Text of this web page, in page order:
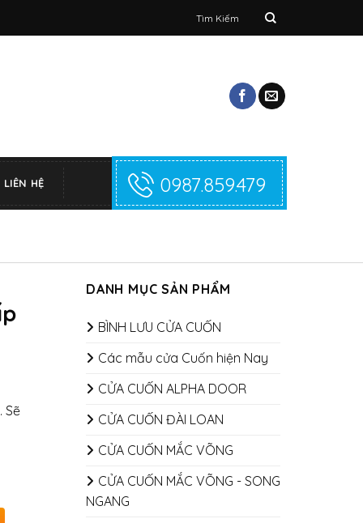
kiếm:
LIÊN HỆ 0987.859.479
DANH MỤC SẢN PHẨM
BÌNH LƯU CỬA CUỐN
Các mẫu cửa Cuốn hiện Nay
CỬA CUỐN ALPHA DOOR
CỬA CUỐN ĐÀI LOAN
CỬA CUỐN MẮC VÕNG
CỬA CUỐN MẮC VÕNG - SONG
NGANG
Sẽ